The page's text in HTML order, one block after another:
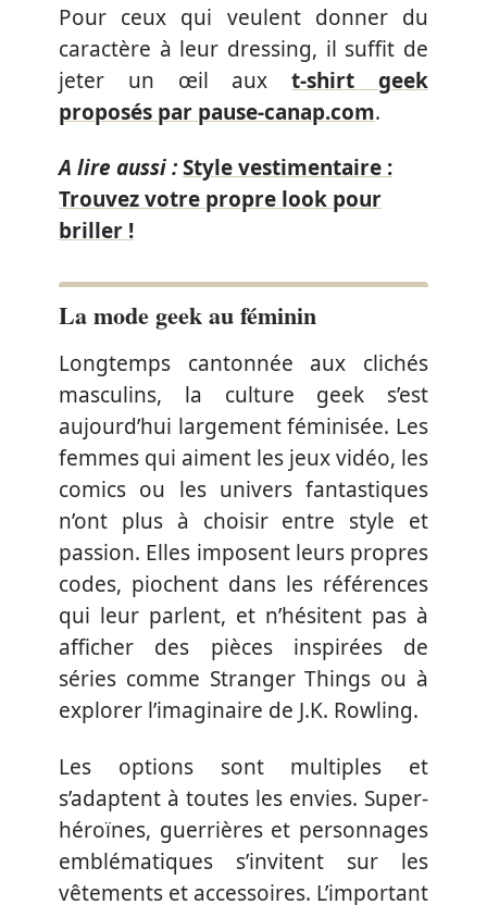
Pour ceux qui veulent donner du
caractère à leur dressing, il suffit de
jeter un œil auxt-shirt geek
proposés par pause-canap.com.
A lire aussi :Style vestimentaire :
Trouvez votre propre look pour
briller !
La mode geek au féminin
Longtemps cantonnée aux clichés
masculins, la culture geek s’est
aujourd’hui largement féminisée. Les
femmes qui aiment les jeux vidéo, les
comics ou les univers fantastiques
n’ont plus à choisir entre style et
passion. Elles imposent leurs propres
codes, piochent dans les références
qui leur parlent, et n’hésitent pas à
afficher des pièces inspirées de
séries comme Stranger Things ou à
explorer l’imaginaire de J.K. Rowling.
Les options sont multiples et
s’adaptent à toutes les envies. Super-
héroïnes, guerrières et personnages
emblématiques s’invitent sur les
vêtements et accessoires. L’important